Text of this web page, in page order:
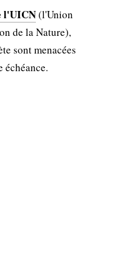
l'UICN(l'Union
de la Nature),
sont menacées